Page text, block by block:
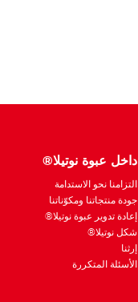
داخل عبوة نوتيلا®
التزامنا نحو الاستدامة
جودة منتجاتنا ومكوّناتنا
إعادة تدوير عبوة نوتيلا®
شكل نوتيلا®
إرثنا
الأسئلة المتكررة